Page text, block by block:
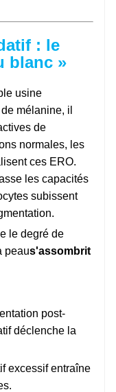
: le
blanc »
usine
mélanine, il
de
normales, les
ces ERO.
les capacités
subissent
le degré de
peaus'assombrit
post-
déclenche la
excessif entraîne